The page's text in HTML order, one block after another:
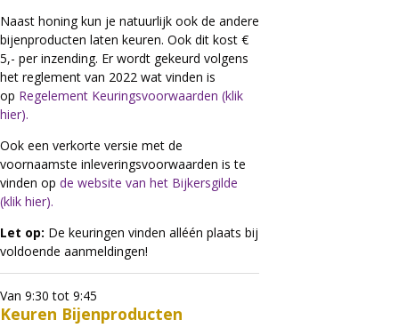
Naast honing kun je natuurlijk ook de andere
bijenproducten laten keuren. Ook dit kost €
5,- per inzending. Er wordt gekeurd volgens
het reglement van 2022 wat vinden is
op Regelement Keuringsvoorwaarden (klik
hier).
Ook een verkorte versie met de
voornaamste inleveringsvoorwaarden is te
vinden op de website van het Bijkersgilde
(klik hier).
Let op: De keuringen vinden alléén plaats bij
voldoende aanmeldingen!
Van 9:30 tot 9:45
Keuren Bijenproducten